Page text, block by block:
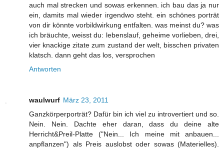
auch mal strecken und sowas erkennen. ich bau das ja nur
ein, damits mal wieder irgendwo steht. ein schönes porträt
von dir könnte vorbildwirkung entfalten. was meinst du? was
ich bräuchte, weisst du: lebenslauf, geheime vorlieben, drei,
vier knackige zitate zum zustand der welt, bisschen privaten
klatsch. dann geht das los, versprochen
Antworten
waulwurf März 23, 2011
Ganzkörperporträt? Dafür bin ich viel zu introvertiert und so.
Nein. Nein. Dachte eher daran, dass du deine alte
Herricht&Preil-Platte ("Nein... Ich meine mit anbauen...
anpflanzen") als Preis auslobst oder sowas (Materielles).